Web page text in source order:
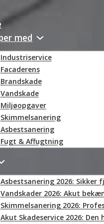
med
Industriservice
Facaderens
Brandskade
Vandskade
Miljøopgaver
Skimmelsanering
Asbestsanering
Fugt & Affugtning
Asbestsanering 2026:
Vandskader 2026: Akut
Skimmelsanering 2026:
Akut Skadeservice 2026: